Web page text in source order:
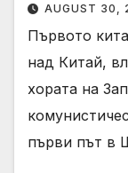
AUGUST 30,
Първото
над Китай,
хората на
първи път в